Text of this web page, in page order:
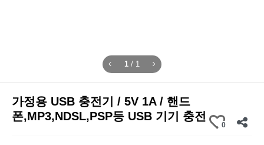
1 / 1
가정용 USB 충전기 / 5V 1A / 핸드
폰,MP3,NDSL,PSP등 USB 기기 충전
0